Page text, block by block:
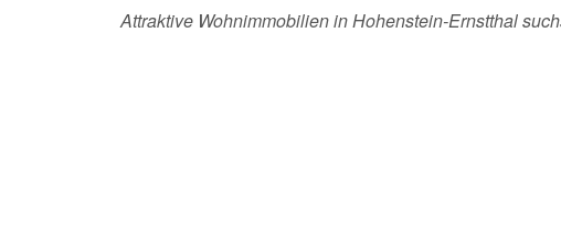
Attraktive Wohnimmobilien in Hohenstein-Ernstthal